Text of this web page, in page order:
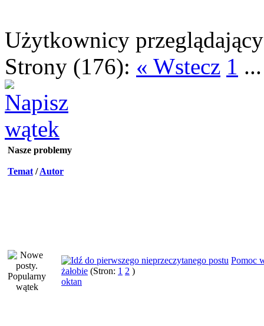
Użytkownicy
Strony (176): « Wstecz 1
Nasze problemy
Temat /Autor
Pomoc
żałobie (Stron: 1 2 )
oktan